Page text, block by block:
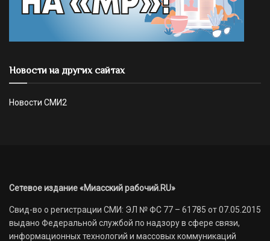
Новости на других сайтах
Новости СМИ2
Сетевое издание «Миасский рабочий.RU»
Свид-во о регистрации СМИ: ЭЛ № ФС 77 – 61785 от 07.05.2015
выдано Федеральной службой по надзору в сфере связи,
информационных технологий и массовых коммуникаций